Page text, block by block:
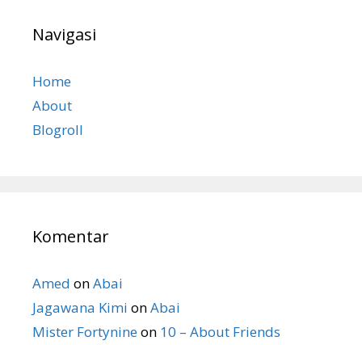
Navigasi
Home
About
Blogroll
Komentar
Amed onAbai
Jagawana Kimi onAbai
Mister Fortynineon 10 – About Friends